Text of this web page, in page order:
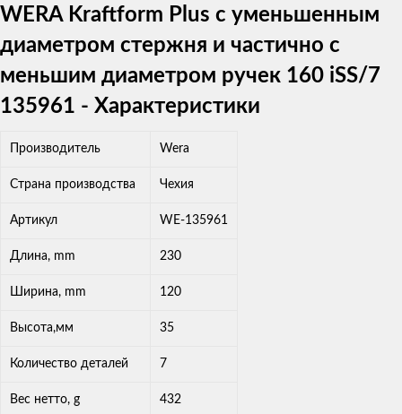
WERA Kraftform Plus с уменьшенным
диаметром стержня и частично с
меньшим диаметром ручек 160 iSS/7
135961 - Характеристики
Производитель Wera
Страна производства Чехия
Артикул WE-135961
Длина, mm 230
Ширина, mm 120
Высота,мм 35
Количество деталей 7
Вес нетто, g 432